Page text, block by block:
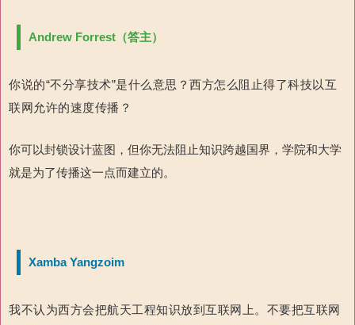
Andrew Forrest（答主）
你说的“不分享技术”是什么意思？西方怎么阻止得了科技以互
联网允许的速度传播？
你可以封锁设计蓝图，但你无法阻止知识跨越国界，学院和大学
就是为了传播这一点而建立的。
Xamba Yangzoim
我不认为西方会把航天工程知识放到互联网上。不要把互联网